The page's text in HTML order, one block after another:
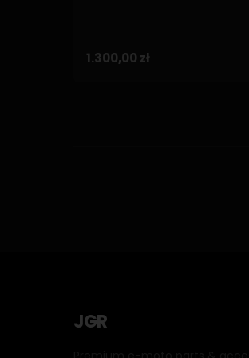
1.300,00 zł
JGR